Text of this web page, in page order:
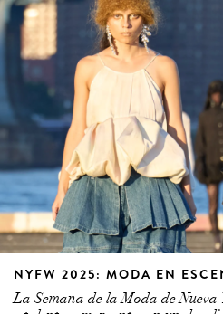
NYFW 2025: MODA EN
La Semana de la Moda de Nueva